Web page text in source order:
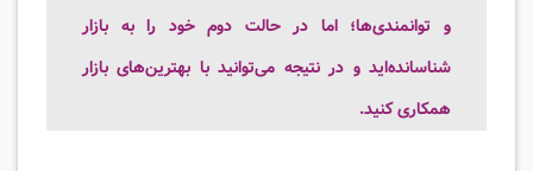
و توانمندی‌ها؛ اما در حالت دوم خود را به بازار
شناسانده‌اید و در نتیجه می‌توانید با بهترین‌های بازار
همکاری کنید.